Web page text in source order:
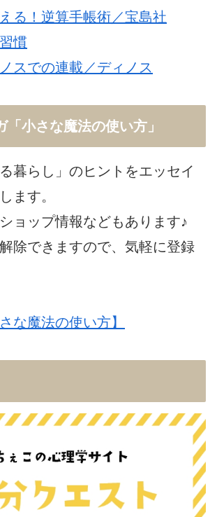
る！逆算手帳術／宝島社
慣
スでの連載／ディノス
「小さな魔法の使い方」
暮らし」のヒントをエッセイ
ます。
ョップ情報などもあります♪
除できますので、気軽に登録
な魔法の使い方】